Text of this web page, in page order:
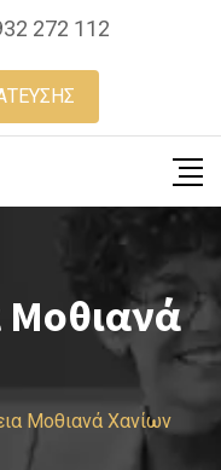
272 112
Μοθιανά
Μοθιανά Χανίων